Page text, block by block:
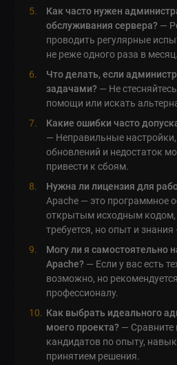
Как часто нужен
обслуживания сервера? —
проводить регулярные
не реже одного раза в месяц.
Что делать, если
задачами? — Не
помощи или искать
Какие ошибки часто
— Неправильные
обновлений и недостаток
привести к сбоям.
Нужна ли лицензия для
Apache — это программное
открытым исходным кодом,
требуется, но опыт и
Могу ли я самостоятельно
Apache? — Если у вас есть
возможно, но
профессионалу.
Как выбрать идеального
моего проекта? — Сравните
кандидатов по опыту,
принятием решения.